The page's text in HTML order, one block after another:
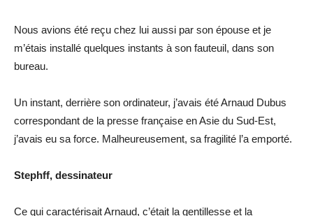
Nous avions été reçu chez lui aussi par son épouse et je
m’étais installé quelques instants à son fauteuil, dans son
bureau.
Un instant, derrière son ordinateur, j’avais été Arnaud Dubus
correspondant de la presse française en Asie du Sud-Est,
j’avais eu sa force. Malheureusement, sa fragilité l’a emporté.
Stephff, dessinateur
Ce qui caractérisait Arnaud, c’était la gentillesse et la